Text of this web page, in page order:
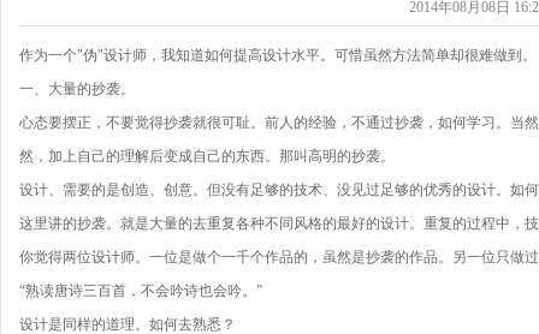
2014年08月08日
作为一个"伪"设计师，我知道如何提高设计水平。可惜虽然方法简单却很难做到。
一、大量的抄袭。
心态要摆正，不要觉得抄袭就很可耻。前人的经验，不通过抄袭，如何学习。
然，加上自己的理解后变成自己的东西。那叫高明的抄袭。
设计、需要的是创造、创意。但没有足够的技术、没见过足够的优秀的设计。如
这里讲的抄袭。就是大量的去重复各种不同风格的最好的设计。重复的过程中，
你觉得两位设计师。一位是做个一千个作品的，虽然是抄袭的作品。另一位只做
“熟读唐诗三百首，不会吟诗也会吟。”
设计是同样的道理。如何去熟悉？